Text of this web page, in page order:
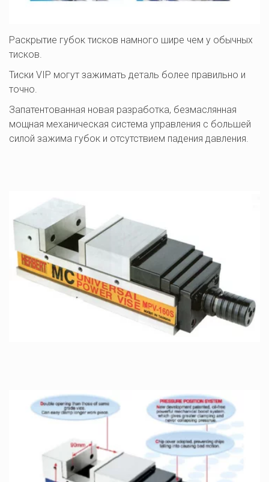
Раскрытие губок тисков намного шире чем у обычных
тисков.
Тиски VIP могут зажимать деталь более правильно и
точно.
Запатентованная новая разработка, безмаслянная
мощная механическая система управления с большей
силой зажима губок и отсутствием падения давления.